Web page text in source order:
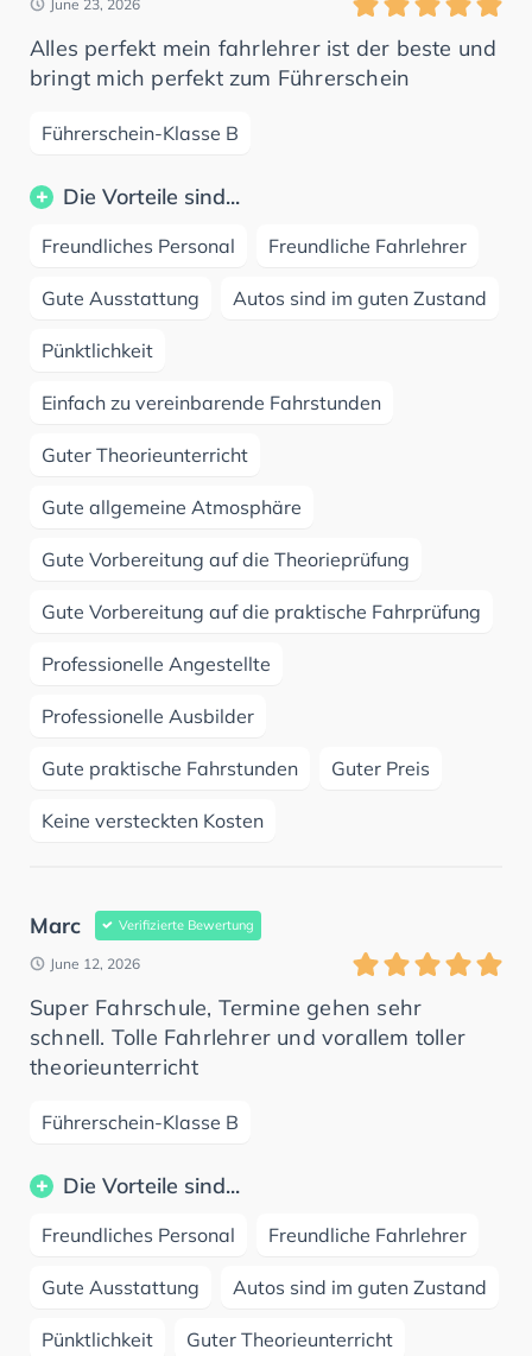
June 23, 2026
Alles perfekt mein fahrlehrer ist der beste und
bringt mich perfekt zum Führerschein
Führerschein-Klasse B
Die Vorteile sind...
Freundliches Personal Freundliche Fahrlehrer
Gute Ausstattung Autos sind im guten Zustand
Pünktlichkeit
Einfach zu vereinbarende Fahrstunden
Guter Theorieunterricht
Gute allgemeine Atmosphäre
Gute Vorbereitung auf die Theorieprüfung
Gute Vorbereitung auf die praktische Fahrprüfung
Professionelle Angestellte
Professionelle Ausbilder
Gute praktische Fahrstunden Guter Preis
Keine versteckten Kosten
Marc Verifizierte Bewertung
June 12, 2026
Super Fahrschule, Termine gehen sehr
schnell. Tolle Fahrlehrer und vorallem toller
theorieunterricht
Führerschein-Klasse B
Die Vorteile sind...
Freundliches Personal Freundliche Fahrlehrer
Gute Ausstattung Autos sind im guten Zustand
Pünktlichkeit Guter Theorieunterricht